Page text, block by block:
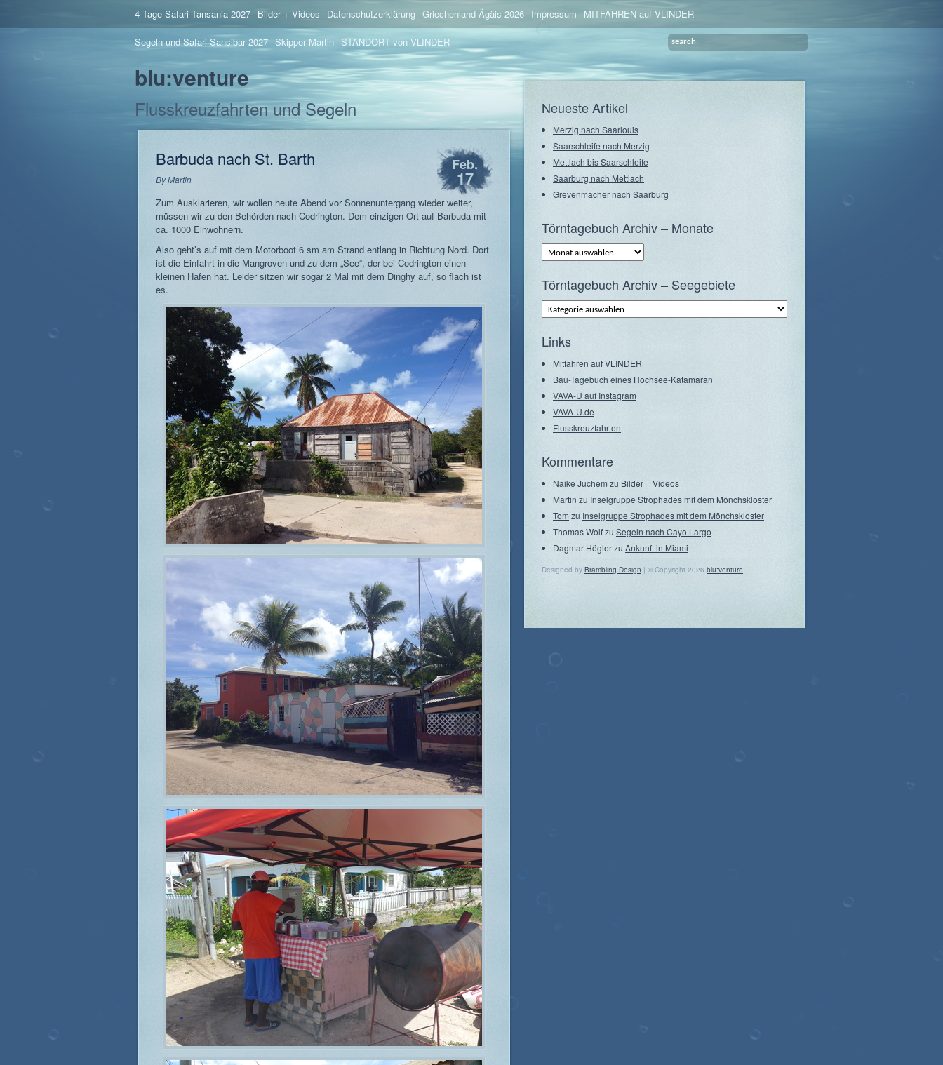
4 Tage Safari Tansania 2027 Bilder + Videos Datenschutzerklärung Griechenland-Ägäis 2026 Impressum MITFAHREN auf VLINDER
Segeln und Safari Sansibar 2027 Skipper Martin STANDORT von VLINDER
blu:venture
Flusskreuzfahrten und Segeln
Barbuda nach St. Barth
ByMartin
Feb.
17
Zum Ausklarieren, wir wollen heute Abend vor Sonnenuntergang wieder weiter,
müssen wir zu den Behörden nach Codrington. Dem einzigen Ort auf Barbuda mit
ca. 1000 Einwohnern.
Also geht’s auf mit dem Motorboot 6 sm am Strand entlang in Richtung Nord. Dort
ist die Einfahrt in die Mangroven und zu dem „See“, der bei Codrington einen
kleinen Hafen hat. Leider sitzen wir sogar 2 Mal mit dem Dinghy auf, so flach ist
es.
Neueste Artikel
Merzig nach Saarlouis
Saarschleife nach Merzig
Mettlach bis Saarschleife
Saarburg nach Mettlach
Grevenmacher nach Saarburg
Törntagebuch Archiv – Monate
Törntagebuch
Archiv
–
Törntagebuch Archiv – Seegebiete
Törntagebuch
Archiv
–
Links
Mitfahren auf VLINDER
Bau-Tagebuch eines Hochsee-Katamaran
VAVA-U auf Instagram
VAVA-U.de
Flusskreuzfahrten
Kommentare
Naike Juchemzu Bilder + Videos
Martin zu Inselgruppe Strophades mit dem Mönchskloster
Tom zu Inselgruppe Strophades mit dem Mönchskloster
Thomas Wolfzu Segeln nach Cayo Largo
Dagmar Höglerzu Ankunft in Miami
Designed by Brambling Design | © Copyright 2026 blu:venture